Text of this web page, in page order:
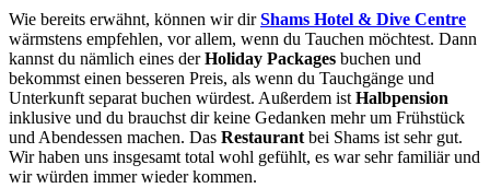
Wie bereits erwähnt, können wir dirShams Hotel & Dive Centre
wärmstens empfehlen, vor allem, wenn du Tauchen möchtest. Dann
kannst du nämlich eines derHoliday Packages buchen und
bekommst einen besseren Preis, als wenn du Tauchgänge und
Unterkunft separat buchen würdest. Außerdem ist Halbpension
inklusive und du brauchst dir keine Gedanken mehr um Frühstück
und Abendessen machen. Das Restaurant bei Shams ist sehr gut.
Wir haben uns insgesamt total wohl gefühlt, es war sehr familiär und
wir würden immer wieder kommen.